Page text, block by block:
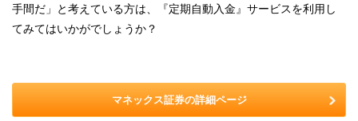
手間だ」と考えている方は、『定期自動入金』サービスを利用し
てみてはいかがでしょうか？
マネックス証券の詳細ページ